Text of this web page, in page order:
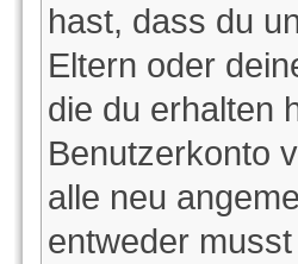
hast, dass du
Eltern oder
die du erhalten
Benutzerkonto
alle neu
entweder